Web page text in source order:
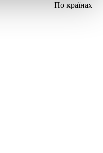
По країнах